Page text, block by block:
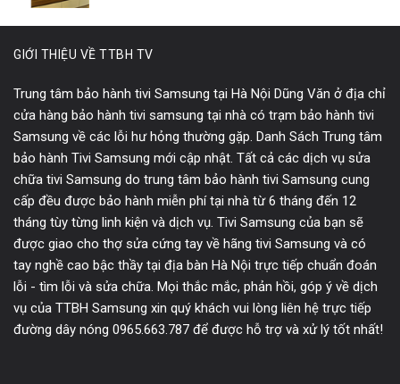
GIỚI THIỆU VỀ TTBH TV
Trung tâm bảo hành tivi Samsung tại Hà Nội Dũng Văn ở địa chỉ
cửa hàng bảo hành tivi samsung tại nhà có trạm bảo hành tivi
Samsung về các lỗi hư hỏng thường gặp. Danh Sách Trung tâm
bảo hành Tivi Samsung mới cập nhật. Tất cả các dịch vụ sửa
chữa tivi Samsung do trung tâm bảo hành tivi Samsung cung
cấp đều được bảo hành miễn phí tại nhà từ 6 tháng đến 12
tháng tùy từng linh kiện và dịch vụ. Tivi Samsung của bạn sẽ
được giao cho thợ sửa cứng tay về hãng tivi Samsung và có
tay nghề cao bậc thầy tại địa bàn Hà Nội trực tiếp chuẩn đoán
lỗi - tìm lỗi và sửa chữa. Mọi thắc mắc, phản hồi, góp ý về dịch
vụ của TTBH Samsung xin quý khách vui lòng liên hệ trực tiếp
đường dây nóng 0965.663.787 để được hỗ trợ và xử lý tốt nhất!